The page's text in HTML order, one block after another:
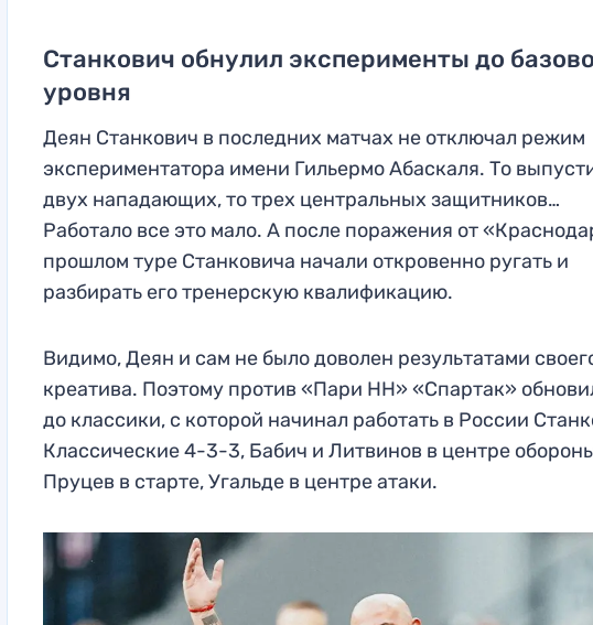
Станкович обнулил эксперименты до
уровня
Деян Станкович в последних матчах не отключал режим
экспериментатора имени Гильермо Абаскаля. То
двух нападающих, то трех центральных защитников…
Работало все это мало. А после поражения от
прошлом туре Станковича начали откровенно ругать и
разбирать его тренерскую квалификацию.
Видимо, Деян и сам не было доволен результатами
креатива. Поэтому против «Пари НН» «Спартак»
до классики, с которой начинал работать в России
Классические 4-3-3, Бабич и Литвинов в центре
Пруцев в старте, Угальде в центре атаки.